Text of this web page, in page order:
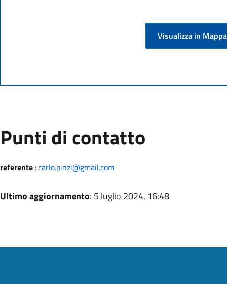
Visualizza in Mappa
Punti di contatto
referente:carlo.pinzi@gmail.com
Ultimo aggiornamento: 5 luglio 2024, 16:48